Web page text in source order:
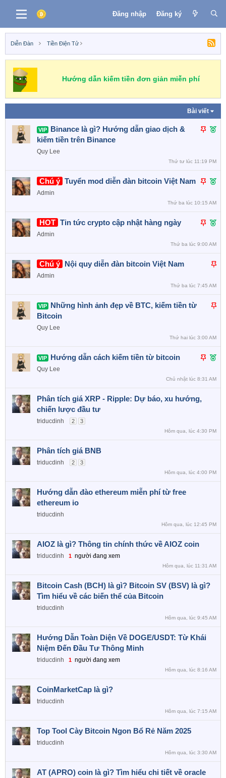
Đăng nhập Đăng ký
Diễn Đàn Tiền Điện Tử
Hướng dẫn kiếm tiền đơn giản miễn phí
Bài viết
D
l
ê
n
a
o
F
t
u
r
d
VIP
Binance là gì? Hướng dẫn giao dịch &
kiếm tiền trên Binance
Quy Lee
Thứ tư lúc 11:19 PM
D
n
l
ê
c
a
F
a
t
u
e
d
Chú ý Tuyển mod diễn đàn bitcoin Việt Nam
Admin
Thứ ba lúc 10:15 AM
D
n
l
c
a
F
a
t
u
e
d
HOT Tin tức crypto cập nhật hàng ngày
Admin
Thứ ba lúc 9:00 AM
D
n
l
ê
a
o
Chú ý Nội quy diễn đàn bitcoin Việt Nam
Admin
Thứ ba lúc 7:45 AM
D
l
ê
n
a
o
VIP
Những hình ảnh đẹp về BTC, kiếm tiền từ
Bitcoin
Quy Lee
Thứ hai lúc 3:00 AM
D
n
l
a
o
F
a
t
d
VIP Hướng dẫn cách kiếm tiền từ bitcoin
Quy Lee
Chủ nhật lúc 8:31 AM
Phân tích giá XRP - Ripple: Dự báo, xu hướng,
chiến lược đầu tư
triducdinh 2 3
Hôm qua, lúc 4:30 PM
Phân tích giá BNB
triducdinh 2 3
Hôm qua, lúc 4:00 PM
Hướng dẫn đào ethereum miễn phí từ free
ethereum io
triducdinh
Hôm qua, lúc 12:45 PM
AIOZ là gì? Thông tin chính thức về AIOZ coin
triducdinh 1 người đang xem
Hôm qua, lúc 11:31 AM
Bitcoin Cash (BCH) là gì? Bitcoin SV (BSV) là gì?
Tìm hiểu về các biến thể của Bitcoin
triducdinh
Hôm qua, lúc 9:45 AM
Hướng Dẫn Toàn Diện Về DOGE/USDT: Từ Khái
Niệm Đến Đầu Tư Thông Minh
triducdinh 1 người đang xem
Hôm qua, lúc 8:16 AM
CoinMarketCap là gì?
triducdinh
Hôm qua, lúc 7:15 AM
Top Tool Cày Bitcoin Ngon Bổ Rẻ Năm 2025
triducdinh
Hôm qua, lúc 3:30 AM
AT (APRO) coin là gì? Tìm hiểu chi tiết về oracle